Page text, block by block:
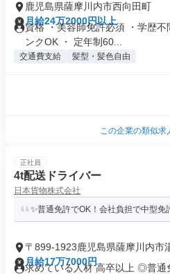
鹿児島県薩摩川内市西向田町
月給24万2000円以上
資格 ・美容師免許必須 ・学歴
ンクOK ・ 定年制60...
交通費支給 髪型・髪色自由
この企業の類似求
正社員
4t配送ドライバー
日本貨物株式会社
✨普通免許でOK！会社負担で中型免
〒899-1923鹿児島県薩摩川内市
月給17万7000円
求めている人材 高卒以上 ◎普通